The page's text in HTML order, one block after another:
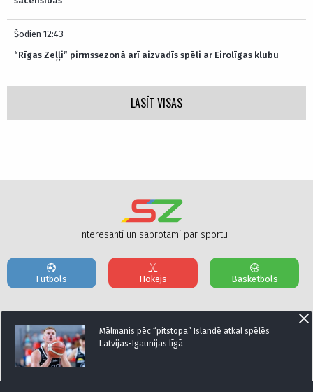
Šodien 12:43
“Rīgas Zeļļi” pirmssezonā arī aizvadīs spēli ar Eirolīgas klubu
LASĪT VISAS
Mālmanis pēc “pitstopa” Islandē atkal spēlēs
Latvijas-Igaunijas līgā
Interesanti un saprotami par sportu
Futbols Hokejs Basketbols
Par mums Reklāmas Parametri Kontakti
Seko mums: